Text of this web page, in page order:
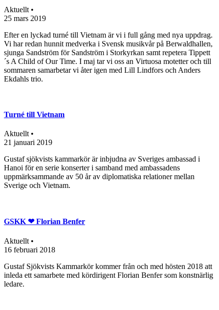
Aktuellt •
25 mars 2019
Efter en lyckad turné till Vietnam är vi i full gång med nya uppdrag.
Vi har redan hunnit medverka i Svensk musikvår på Berwaldhallen,
sjunga Sandström för Sandström i Storkyrkan samt repetera Tippett
´s A Child of Our Time. I maj tar vi oss an Virtuosa motetter och till
sommaren samarbetar vi åter igen med Lill Lindfors och Anders
Ekdahls trio.
Turné till Vietnam
Aktuellt •
21 januari 2019
Gustaf sjökvists kammarkör är inbjudna av Sveriges ambassad i
Hanoi för en serie konserter i samband med ambassadens
uppmärksammande av 50 år av diplomatiska relationer mellan
Sverige och Vietnam.
GSKK ❤ Florian Benfer
Aktuellt •
16 februari 2018
Gustaf Sjökvists Kammarkör kommer från och med hösten 2018 att
inleda ett samarbete med kördirigent Florian Benfer som konstnärlig
ledare.